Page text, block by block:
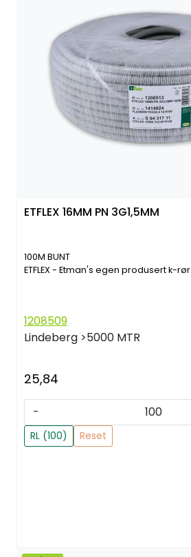
ETFLEX 16MM PN 3G1,5MM
100M BUNT
ETFLEX - Etman's egen produsert k-rør
1208509
Lindeberg >5000 MTR
25,84
-
RL (100) Reset